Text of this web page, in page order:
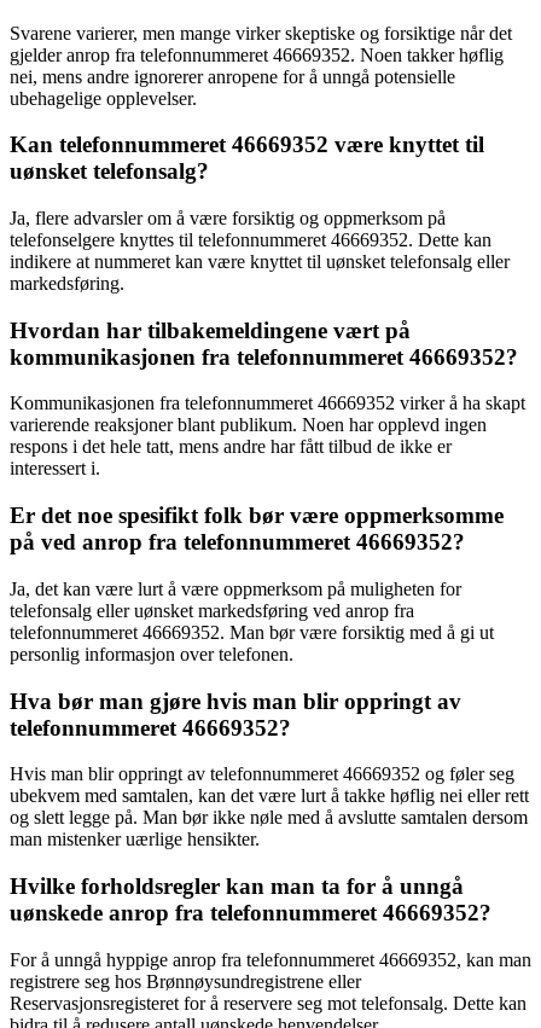
Svarene varierer, men mange virker skeptiske og forsiktige når det
gjelder anrop fra telefonnummeret 46669352. Noen takker høflig
nei, mens andre ignorerer anropene for å unngå potensielle
ubehagelige opplevelser.
Kan telefonnummeret 46669352 være knyttet til
uønsket telefonsalg?
Ja, flere advarsler om å være forsiktig og oppmerksom på
telefonselgere knyttes til telefonnummeret 46669352. Dette kan
indikere at nummeret kan være knyttet til uønsket telefonsalg eller
markedsføring.
Hvordan har tilbakemeldingene vært på
kommunikasjonen fra telefonnummeret 46669352?
Kommunikasjonen fra telefonnummeret 46669352 virker å ha skapt
varierende reaksjoner blant publikum. Noen har opplevd ingen
respons i det hele tatt, mens andre har fått tilbud de ikke er
interessert i.
Er det noe spesifikt folk bør være oppmerksomme
på ved anrop fra telefonnummeret 46669352?
Ja, det kan være lurt å være oppmerksom på muligheten for
telefonsalg eller uønsket markedsføring ved anrop fra
telefonnummeret 46669352. Man bør være forsiktig med å gi ut
personlig informasjon over telefonen.
Hva bør man gjøre hvis man blir oppringt av
telefonnummeret 46669352?
Hvis man blir oppringt av telefonnummeret 46669352 og føler seg
ubekvem med samtalen, kan det være lurt å takke høflig nei eller rett
og slett legge på. Man bør ikke nøle med å avslutte samtalen dersom
man mistenker uærlige hensikter.
Hvilke forholdsregler kan man ta for å unngå
uønskede anrop fra telefonnummeret 46669352?
For å unngå hyppige anrop fra telefonnummeret 46669352, kan man
registrere seg hos Brønnøysundregistrene eller
Reservasjonsregisteret for å reservere seg mot telefonsalg. Dette kan